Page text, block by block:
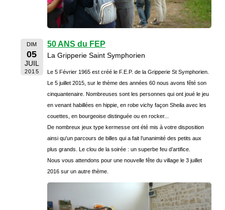
DIM
05
JUIL
2015
50 ANS du FEP
La Gripperie Saint Symphorien
Le 5 Février 1965 est créé le F.E.P. de la Gripperie St Symphorien.
Le 5 juillet 2015, sur le thème des années 60 nous avons fêté son
cinquantenaire. Nombreuses sont les personnes qui ont joué le jeu
en venant habillées en hippie, en robe vichy façon Sheila avec les
couettes, en bourgeoise distinguée ou en rocker...
De nombreux jeux type kermesse ont été mis à votre disposition
ainsi qu'un parcours de billes qui a fait l’unanimité des petits aux
plus grands. Le clou de la soirée : un superbe feu d’artifice.
Nous vous attendons pour une nouvelle fête du village le 3 juillet
2016 sur un autre thème.